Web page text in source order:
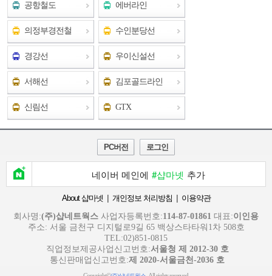
공항철도 에버라인
의정부경전철 수인분당선
경강선 우이신설선
서해선 김포골드라인
신림선 GTX
PC버전 로그인
네이버 메인에 #샵마넷 추가
About 샵마넷 | 개인정보 처리방침 | 이용약관
회사명:(주)샵네트웍스 사업자등록번호:114-87-01861 대표:이인용
주소: 서울 금천구 디지털로9길 65 백상스타타워1차 508호
TEL:02)851-0815
직업정보제공사업신고번호:서울청 제 2012-30 호
통신판매업신고번호:제 2020-서울금천-2036 호